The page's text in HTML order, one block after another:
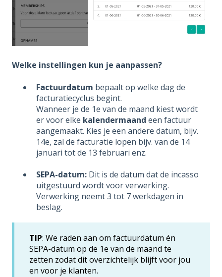
Welke instellingen kun je aanpassen?
Factuurdatum bepaalt op welke dag de
facturatiecyclus begint.
Wanneer je de 1e van de maand kiest wordt
er voor elke kalendermaand een factuur
aangemaakt. Kies je een andere datum, bijv.
14e, zal de facturatie lopen bijv. van de 14
januari tot de 13 februari enz.
SEPA-datum: Dit is de datum dat de incasso
uitgestuurd wordt voor verwerking.
Verwerking neemt 3 tot 7 werkdagen in
beslag.
TIP: We raden aan om factuurdatum én
SEPA-datum op de 1e van de maand te
zetten zodat dit overzichtelijk blijft voor jou
en voor je klanten.